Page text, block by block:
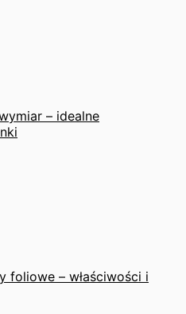
– idealne
foliowe – właściwości i